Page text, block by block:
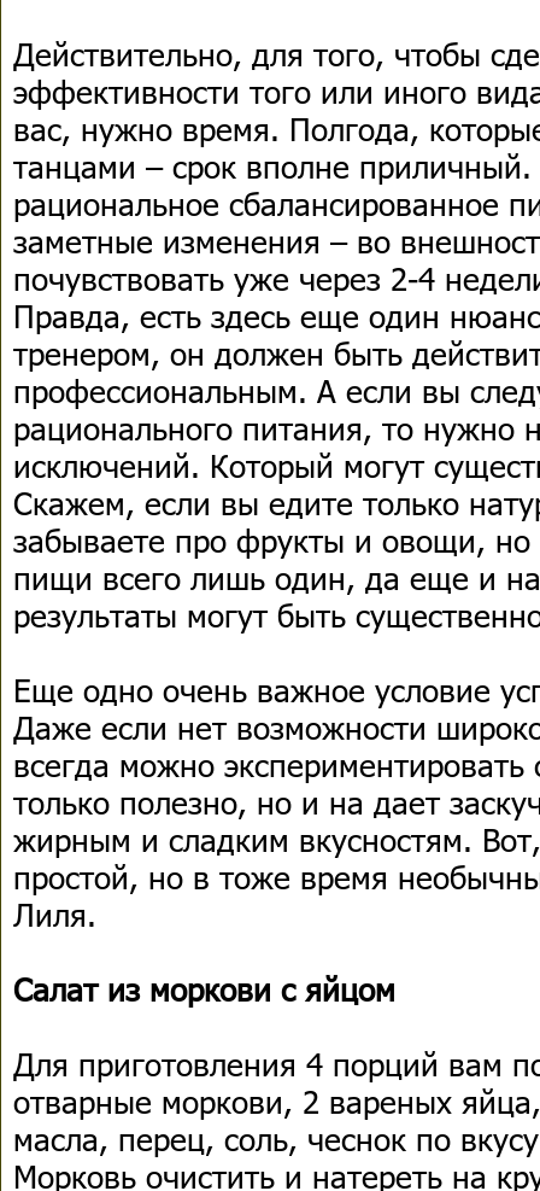
Действительно, для того, чтобы
эффективности того или иного
вас, нужно время. Полгода,
танцами – срок вполне
рациональное сбалансированное
заметные изменения – во
почувствовать уже через 2-4
Правда, есть здесь еще один
тренером, он должен быть
профессиональным. А если вы
рационального питания, то нужно
исключений. Который могут
Скажем, если вы едите только
забываете про фрукты и овощи,
пищи всего лишь один, да еще и
результаты могут быть
Еще одно очень важное условие
Даже если нет возможности
всегда можно
только полезно, но и на дает
жирным и сладким вкусностям.
простой, но в тоже время
Лиля.
Салат из моркови с яйцом
Для приготовления 4 порций вам
отварные моркови, 2 вареных
масла, перец, соль, чеснок по
Морковь очистить и натереть на